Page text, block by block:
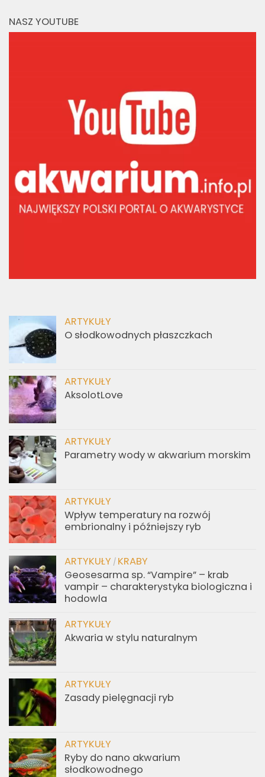
NASZ YOUTUBE
ARTYKUŁY
O słodkowodnych płaszczkach
ARTYKUŁY
AksolotLove
ARTYKUŁY
Parametry wody w akwarium morskim
ARTYKUŁY
Wpływ temperatury na rozwój
embrionalny i późniejszy ryb
ARTYKUŁY / KRABY
Geosesarma sp. “Vampire” – krab
vampir – charakterystyka biologiczna i
hodowla
ARTYKUŁY
Akwaria w stylu naturalnym
ARTYKUŁY
Zasady pielęgnacji ryb
ARTYKUŁY
Ryby do nano akwarium
słodkowodnego